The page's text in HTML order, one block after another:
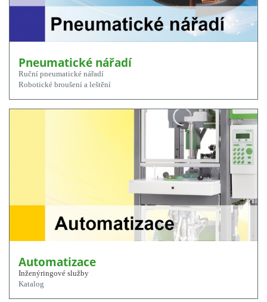
Pneumatické nářadí
Ruční pneumatické nářadí
Robotické broušení a leštění
Automatizace
Inženýringové služby
Katalog